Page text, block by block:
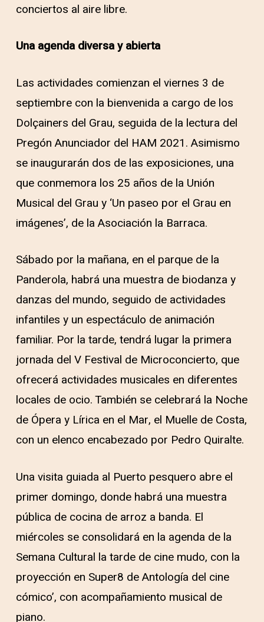
conciertos al aire libre.
Una agenda diversa y abierta
Las actividades comienzan el viernes 3 de
septiembre con la bienvenida a cargo de los
Dolçainers del Grau, seguida de la lectura del
Pregón Anunciador del HAM 2021. Asimismo
se inaugurarán dos de las exposiciones, una
que conmemora los 25 años de la Unión
Musical del Grau y ‘Un paseo por el Grau en
imágenes’, de la Asociación la Barraca.
Sábado por la mañana, en el parque de la
Panderola, habrá una muestra de biodanza y
danzas del mundo, seguido de actividades
infantiles y un espectáculo de animación
familiar. Por la tarde, tendrá lugar la primera
jornada del V Festival de Microconcierto, que
ofrecerá actividades musicales en diferentes
locales de ocio. También se celebrará la Noche
de Ópera y Lírica en el Mar, el Muelle de Costa,
con un elenco encabezado por Pedro Quiralte.
Una visita guiada al Puerto pesquero abre el
primer domingo, donde habrá una muestra
pública de cocina de arroz a banda. El
miércoles se consolidará en la agenda de la
Semana Cultural la tarde de cine mudo, con la
proyección en Super8 de Antología del cine
cómico’, con acompañamiento musical de
piano.